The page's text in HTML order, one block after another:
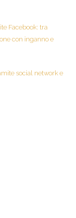
Facebook: tra
con inganno e
social network e